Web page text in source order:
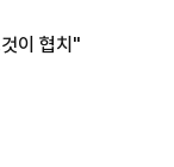
이 협치"